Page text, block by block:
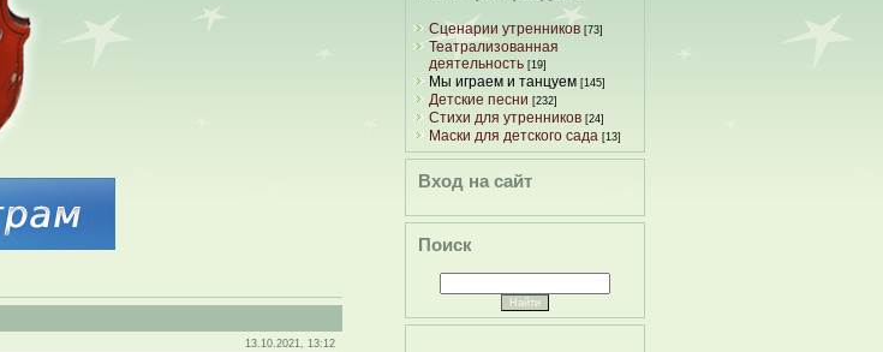
13.10.2021, 13:12
Сценарии утренников [73]
Театрализованная
деятельность [19]
Мы играем и танцуем [145]
Детские песни [232]
Стихи для утренников [24]
Маски для детского сада [13]
Вход на сайт
Поиск